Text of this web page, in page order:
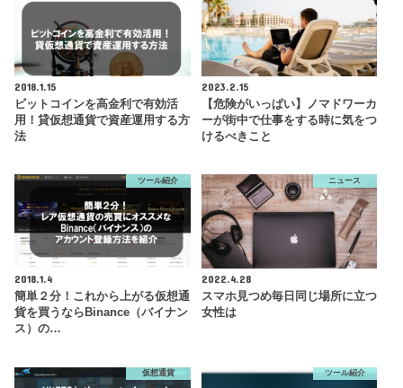
2018.1.15
ビットコインを高金利で有効活
用！貸仮想通貨で資産運用する方
法
2023.2.15
【危険がいっぱい】ノマドワーカ
ーが街中で仕事をする時に気をつ
けるべきこと
ツール紹介
2018.1.4
簡単２分！これから上がる仮想通
貨を買うならBinance（バイナン
ス）の…
ニュース
2022.4.28
スマホ見つめ毎日同じ場所に立つ
女性は
仮想通貨 ツール紹介